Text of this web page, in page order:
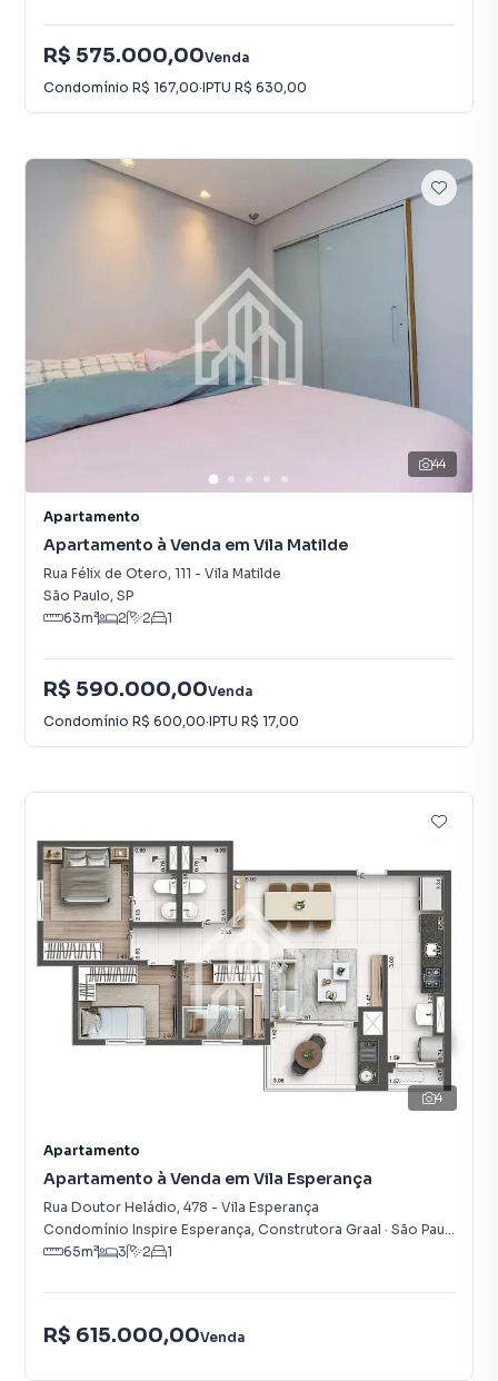
R$ 575.000,00Venda
Condomínio R$ 167,00·IPTU R$ 630,00
44
Apartamento
Apartamento à Venda em Vila Matilde
Rua Félix de Otero, 111 - Vila Matilde
São Paulo, SP
63m² 2 2 1
R$ 590.000,00Venda
Condomínio R$ 600,00·IPTU R$ 17,00
4
Apartamento
Apartamento à Venda em Vila Esperança
Rua Doutor Heládio, 478 - Vila Esperança
Condomínio Inspire Esperança, Construtora Graal · São Paulo
65m² 3 2 1
R$ 615.000,00Venda